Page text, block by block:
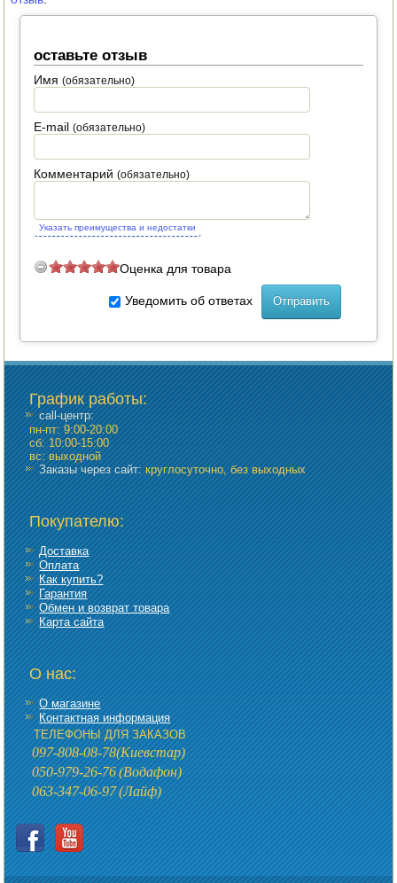
оставьте отзыв
Имя(обязательно)
E-mail(обязательно)
Комментарий(обязательно)
Указать преимущества и недостатки
Оценка для товара
Уведомить об ответах
График работы:
call-центр:
пн-пт: 9:00-20:00
сб: 10:00-15:00
вс: выходной
Заказы через сайт:круглосуточно, без выходных
Покупателю:
Доставка
Оплата
Как купить?
Гарантия
Обмен и возврат товара
Карта сайта
О нас:
О магазине
Контактная информация
ТЕЛЕФОНЫ ДЛЯ ЗАКАЗОВ
097-808-08-78(Киевстар)
050-979-26-76(Водафон)
063-347-06-97(Лайф)